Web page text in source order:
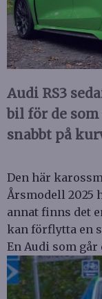
Audi RS3
bil för de
snabbt på
Den här
Årsmodell 2025
annat finns det
kan förflytta en
En Audi som